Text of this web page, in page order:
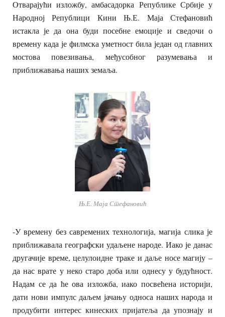
Отварајући изложбу, амбасадорка Републике Србије у
Народној Републици КиниЊ.Е. Маја Стефановић
истакла је да она буди посебне емоције и сведочи о
времену када је филмска уметност била један од главних
мостова повезивања, међусобног разумевања и
приближавања наших земаља.
Њ.Е. Маја Стефановић
-У времену без савремених технологија, магија слика је
приближавала географски удаљене народе. Иако је данас
другачије време, целулоидне траке и даље носе магију –
да нас врате у неко старо доба или однесу у будућност.
Надам се да ће ова изложба, иако посвећена историји,
дати нови импулс даљем јачању односа наших народа и
продубити интерес кинеских пријатеља да упознају и